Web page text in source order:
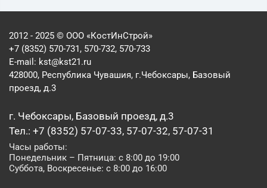
2012 - 2025 © ООО «КостИнСтрой»
+7 (8352) 570-731, 570-732, 570-733
E-mail: kst@kst21.ru
428000, Республика Чувашия, г.Чебоксары, Базовый
проезд, д.3
г. Чебоксары, Базовый проезд, д.3
Тел.: +7 (8352) 57-07-33, 57-07-32, 57-07-31
Часы работы:
Понедельник – Пятница: с 8:00 до 19:00
Суббота, Воскресенье: с 8:00 до 16:00